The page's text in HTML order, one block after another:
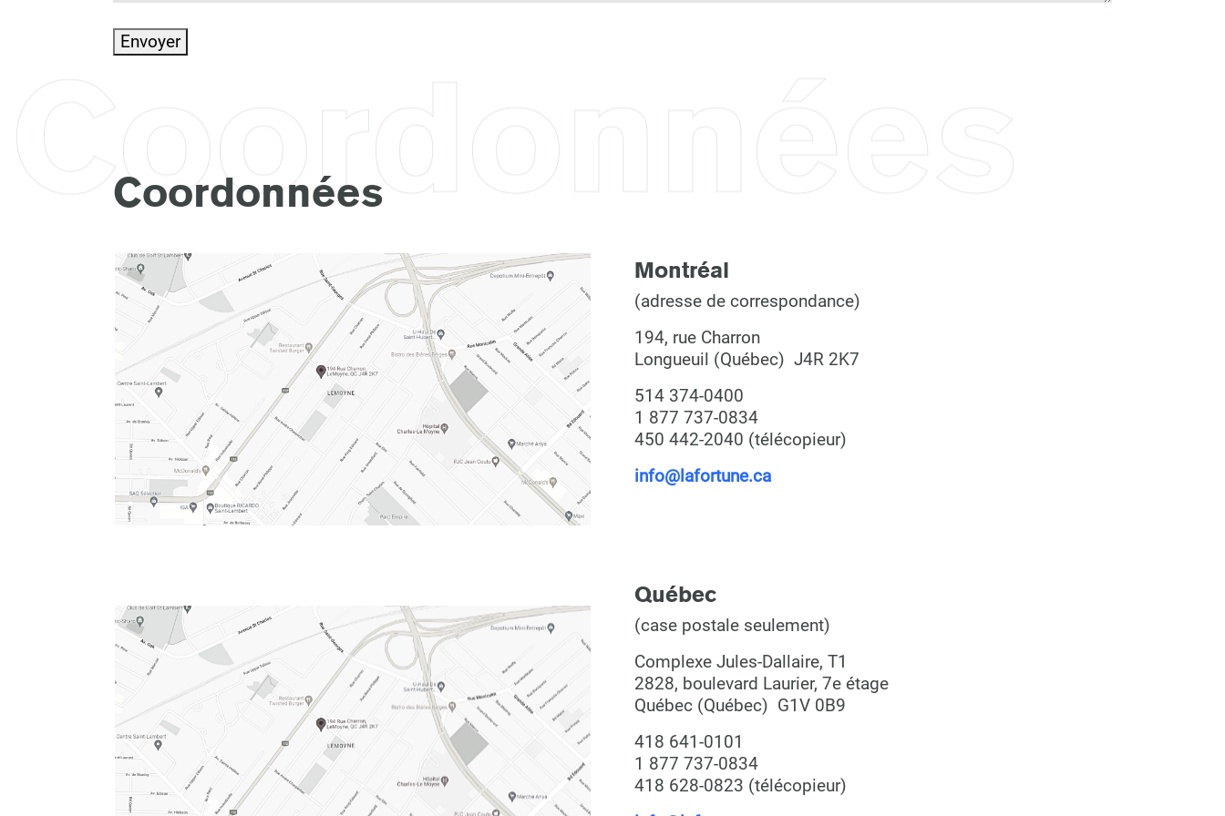
Envoyer
Coordonnées
Coordonnées
Montréal
(adresse de correspondance)
194, rue Charron
Longueuil (Québec) J4R 2K7
514 374-0400
1 877 737-0834
450 442-2040 (télécopieur)
info@lafortune.ca
Québec
(case postale seulement)
Complexe Jules-Dallaire, T1
2828, boulevard Laurier, 7e étage
Québec (Québec) G1V 0B9
418 641-0101
1 877 737-0834
418 628-0823 (télécopieur)